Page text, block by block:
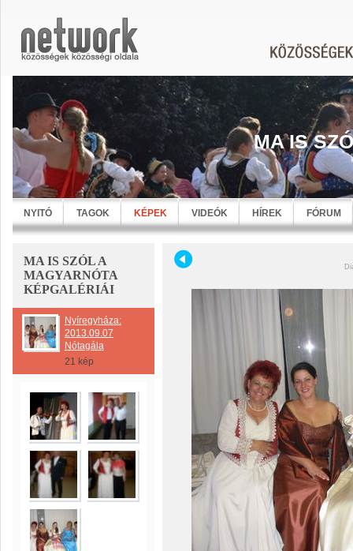
MA IS
NYITÓ TAGOK KÉPEK VIDEÓK HÍREK FÓRUM
MA IS SZÓL A
MAGYARNÓTA
KÉPGALÉRIÁI
Nyíregyháza:
2013.09.07
Nótagála
21 kép